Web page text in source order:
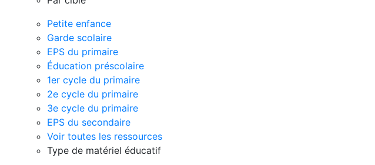
Petite enfance
Garde scolaire
EPS du primaire
Éducation préscolaire
1er cycle du primaire
2e cycle du primaire
3e cycle du primaire
EPS du secondaire
Voir toutes les ressources
Type de matériel éducatif